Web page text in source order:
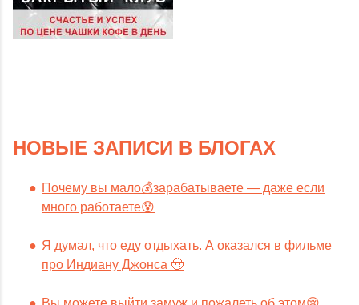
НОВЫЕ ЗАПИСИ В БЛОГАХ
Почему вы мало💰зарабатываете — даже если
много работаете😰
Я думал, что еду отдыхать. А оказался в фильме
про Индиану Джонса 🤠